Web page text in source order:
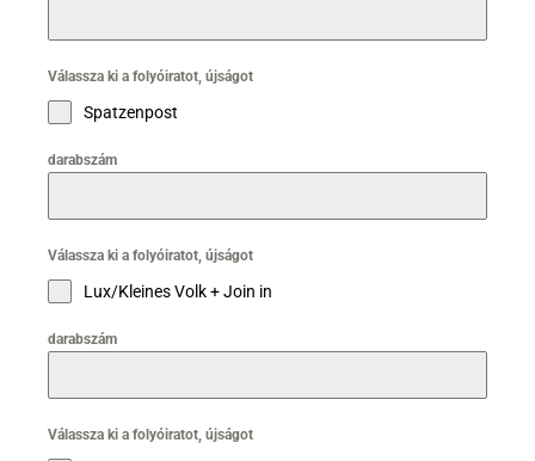
Válassza ki a folyóiratot, újságot
Spatzenpost
darabszám
Válassza ki a folyóiratot, újságot
Lux/Kleines Volk + Join in
darabszám
Válassza ki a folyóiratot, újságot